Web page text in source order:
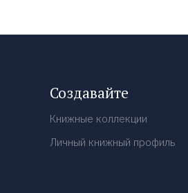
Создавайте
Книжные коллекции
Личный книжный профиль